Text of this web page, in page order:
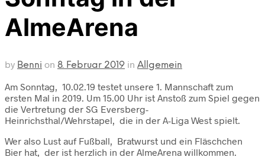
AlmeArena
by Benni on 8. Februar 2019 in Allgemein
Am Sonntag, 10.02.19 testet unsere 1. Mannschaft zum
ersten Mal in 2019. Um 15.00 Uhr ist Anstoß zum Spiel gegen
die Vertretung der SG Eversberg-
Heinrichsthal/Wehrstapel, die in der A-Liga West spielt.
Wer also Lust auf Fußball, Bratwurst und ein Fläschchen
Bier hat, der ist herzlich in der AlmeArena willkommen.